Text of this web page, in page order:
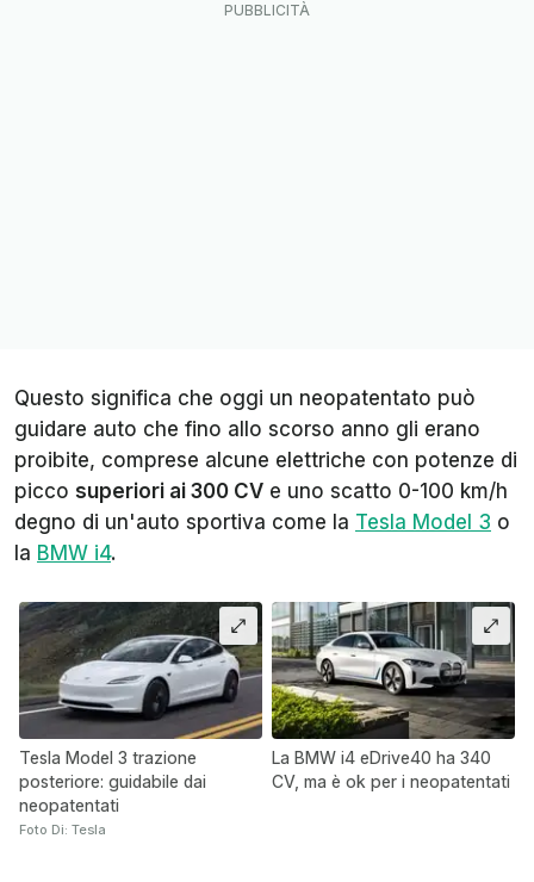
Questo significa che oggi un neopatentato può
guidare auto che fino allo scorso anno gli erano
proibite, comprese alcune elettriche con potenze di
picco superiori ai 300 CV e uno scatto 0-100 km/h
degno di un'auto sportiva come la Tesla Model 3 o
la BMW i4.
Tesla Model 3 trazione
posteriore: guidabile dai
neopatentati
Foto Di: Tesla
La BMW i4 eDrive40 ha 340
CV, ma è ok per i neopatentati